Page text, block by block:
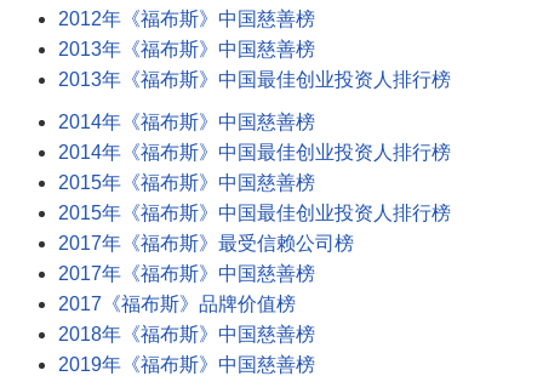
2012年《福布斯》中国慈善榜
2013年《福布斯》中国慈善榜
2013年《福布斯》中国最佳创业投资人排行榜
2014年《福布斯》中国慈善榜
2014年《福布斯》中国最佳创业投资人排行榜
2015年《福布斯》中国慈善榜
2015年《福布斯》中国最佳创业投资人排行榜
2017年《福布斯》最受信赖公司榜
2017年《福布斯》中国慈善榜
2017《福布斯》品牌价值榜
2018年《福布斯》中国慈善榜
2019年《福布斯》中国慈善榜